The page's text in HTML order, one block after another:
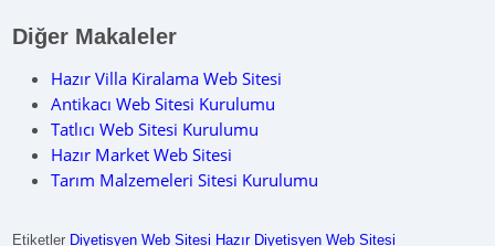
Diğer Makaleler
Hazır Villa Kiralama Web Sitesi
Antikacı Web Sitesi Kurulumu
Tatlıcı Web Sitesi Kurulumu
Hazır Market Web Sitesi
Tarım Malzemeleri Sitesi Kurulumu
Etiketler Diyetisyen Web Sitesi Hazır Diyetisyen Web Sitesi